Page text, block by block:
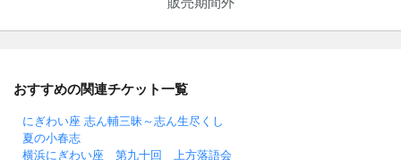
おすすめの関連チケット一覧
にぎわい座 志ん輔三昧～志ん生尽くし
夏の小春志
横浜にぎわい座 第九十回 上方落語会